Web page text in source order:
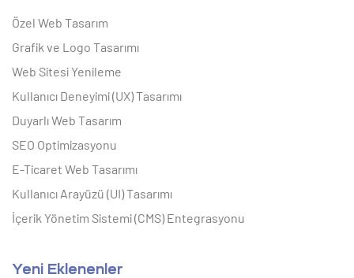
Özel Web Tasarım
Grafik ve Logo Tasarımı
Web Sitesi Yenileme
Kullanıcı Deneyimi (UX) Tasarımı
Duyarlı Web Tasarım
SEO Optimizasyonu
E-Ticaret Web Tasarımı
Kullanıcı Arayüzü (UI) Tasarımı
İçerik Yönetim Sistemi (CMS) Entegrasyonu
Yeni Eklenenler